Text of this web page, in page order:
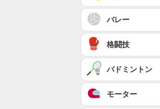
バレー
格闘技
バドミントン
モーター